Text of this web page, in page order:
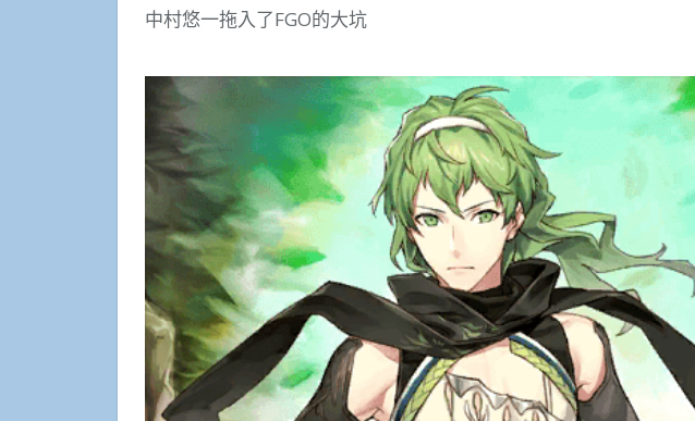
中村悠一拖入了FGO的大坑